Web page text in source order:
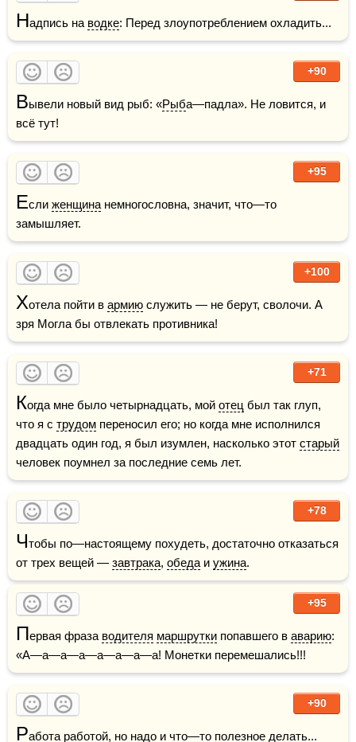
Надпись на водке: Перед злоупотреблением охладить...
+90
Вывели новый вид рыб: «Рыба—падла». Не ловится, и
всё тут!
+95
Если женщина немногословна, значит, что—то
замышляет.
+100
Хотела пойти в армию служить — не берут, сволочи. А
зря Могла бы отвлекать противника!
+71
Когда мне было четырнадцать, мой отец был так глуп,
что я с трудом переносил его; но когда мне исполнился
двадцать один год, я был изумлен, насколько этот старый
человек поумнел за последние семь лет.
+78
Чтобы по—настоящему похудеть, достаточно отказаться
от трех вещей — завтрака, обеда и ужина.
+95
Первая фраза водителя маршрутки попавшего в аварию:
«А—а—а—а—а—а—а—а! Монетки перемешались!!!
+90
Работа работой, но надо и что—то полезное делать...